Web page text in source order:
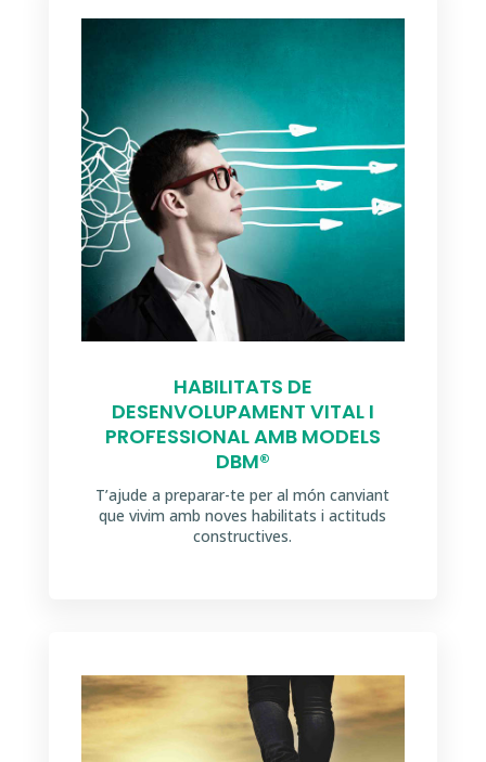
HABILITATS DE
DESENVOLUPAMENT VITAL I
PROFESSIONAL AMB MODELS
DBM®
T’ajude a preparar-te per al món canviant
que vivim amb noves habilitats i actituds
constructives.